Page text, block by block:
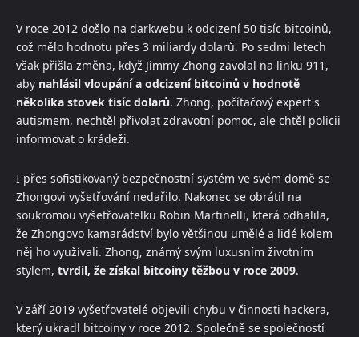
V roce 2012 došlo na darkwebu k odcizení 50 tisíc bitcoinů,
což mělo hodnotu přes 3 miliardy dolarů. Po sedmi letech
však přišla změna, když Jimmy Zhong zavolal na linku 911,
aby nahlásil vloupání a odcizení bitcoinů v hodnotě
několika stovek tisíc dolarů. Zhong, počítačový expert s
autismem, nechtěl přivolat zdravotní pomoc, ale chtěl policii
informovat o krádeži.
I přes sofistikovaný bezpečnostní systém ve svém domě se
Zhongovi vyšetřování nedařilo. Nakonec se obrátil na
soukromou vyšetřovatelku Robin Martinelli, která odhalila,
že Zhongovo kamarádství bylo většinou umělé a lidé kolem
něj ho využívali. Zhong, známý svým luxusním životním
stylem, tvrdil, že získal bitcoiny těžbou v roce 2009.
V září 2019 vyšetřovatelé objevili chybu v činnosti hackera,
který ukradl bitcoiny v roce 2012. Společně se společností